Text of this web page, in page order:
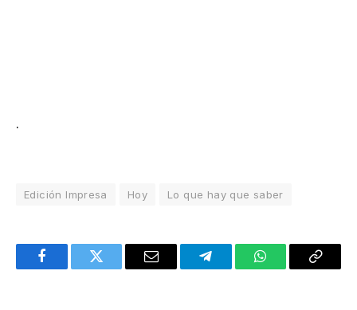
.
Edición Impresa Hoy Lo que hay que saber
FacebookTwitter Email TelegramWhatsAppCopy